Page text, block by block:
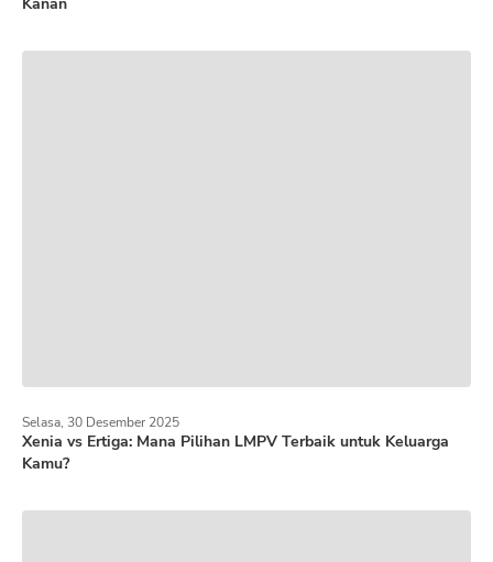
Xenia vs Ertiga: Mana Pilihan LMPV Terbaik untuk Keluarga
Kamu?
Selasa, 30 Desember 2025